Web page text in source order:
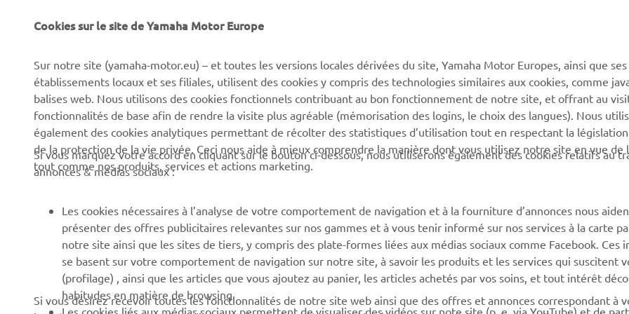
Découvrez Yamaha
Événements
Press
Devenir revendeur
Politique en matière de
droits humains
Politique de durabilitè de
Systèmes pour VAE
Parcours de golf
Premiers secours
Robotics
Partenariats
Informations techniques
pour les réparateurs
indépendants
MyYamaha
Yamaha Music
Yamaha Racing
Yamaha Motor Global
Support de la boutique en
ligne
Catalogue pièces
détachées
Gestion des déchets de
batteries
Cookies sur le site de Yamaha Motor Europe
Sur notre site (yamaha-motor.eu) – et toutes les versions locales dérivées du site, Yamaha Motor Europes, ainsi que ses
établissements locaux et ses filiales, utilisent des cookies y compris des technologies similaires aux cookies, comme
balises web. Nous utilisons des cookies fonctionnels contribuant au bon fonctionnement de notre site, et offrant au
fonctionnalités de base afin de rendre la visite plus agréable (mémorisation des logins, le choix des langues). Nous
également des cookies analytiques permettant de récolter des statistiques d’utilisation tout en respectant la
de la protection de la vie privée. Ceci nous aide à mieux comprendre la manière dont vous utilisez notre site en vue de
tout comme nos produits, services et actions marketing.
Si vous marquez votre accord en cliquant sur le bouton ci-dessous, nous utiliserons également des cookies relatifs au
annonces & médias sociaux :
Les cookies nécessaires à l’analyse de votre comportement de navigation et à la fourniture d’annonces nous
présenter des offres publicitaires relevantes sur nos gammes et à vous tenir informé sur nos services à la carte
notre site ainsi que les sites de tiers, y compris des plate-formes liées aux médias sociaux comme Facebook. Ces
se basent sur votre comportement de navigation sur notre site, à savoir les produits et les services qui suscitent
(profilage) , ainsi que les articles que vous ajoutez au panier, les articles achetés par vos soins, et tout intérêt
habitudes en matière de browsing.
Les cookies liés aux médias sociaux permettent de visualiser des vidéos sur note site (p. e. via YouTube) et de
Si vous désirez recevoir toutes les fonctionnalités de notre site web ainsi que des offres et annonces correspondant à